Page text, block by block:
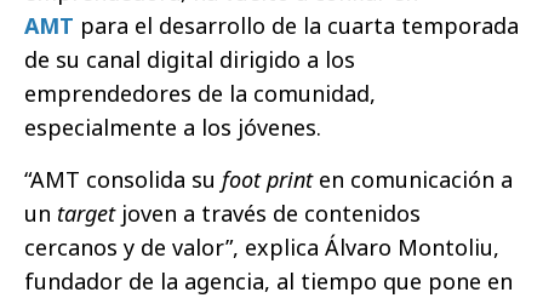
AMT para el desarrollo de la cuarta temporada
de su canal digital dirigido a los
emprendedores de la comunidad,
especialmente a los jóvenes.
“AMT consolida su foot printen comunicación a
un targetjoven a través de contenidos
cercanos y de valor”, explica Álvaro Montoliu,
fundador de la agencia, al tiempo que pone en